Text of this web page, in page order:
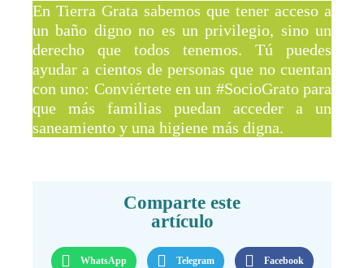
En Tierra Grata sabemos que tener acceso a
un baño digno no es un privilegio, sino un
derecho que todos tenemos. Tú puedes
ayudar a cientos de personas que no cuentan
con uno: Conviértete en un #SocioGrato para
que más familias puedan acceder a un
saneamiento y una higiene más digna.
Comparte este
artículo
WhatsApp Telegram Facebook